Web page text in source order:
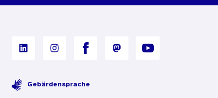
Digitales Archiv
Gebärdensprache